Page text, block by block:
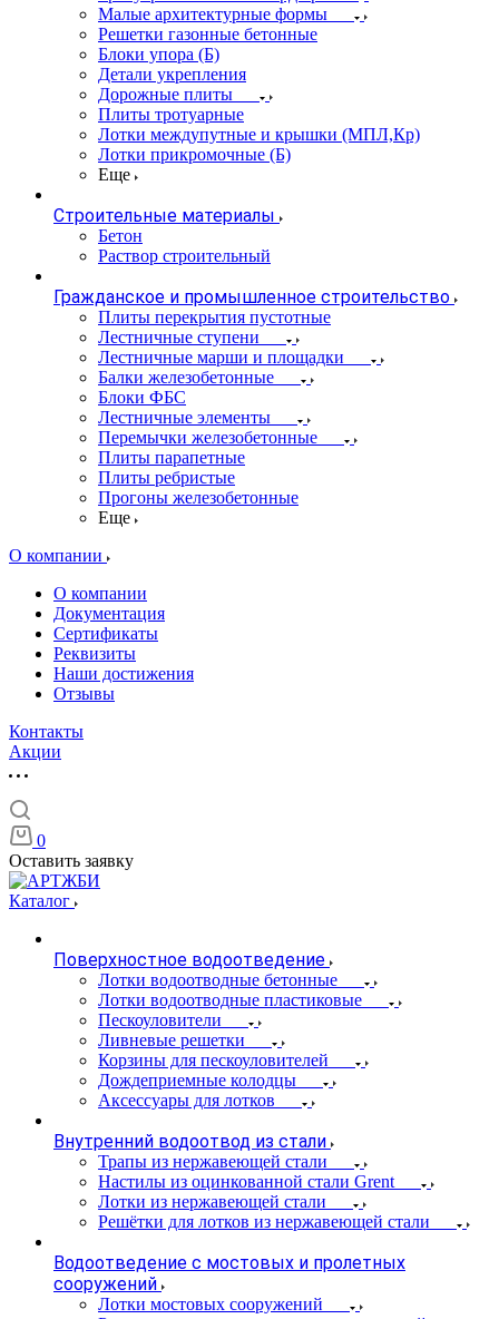
Малые архитектурные формы
Решетки газонные бетонные
Блоки упора (Б)
Детали укрепления
Дорожные плиты
Плиты тротуарные
Лотки междупутные и крышки (МПЛ,Кр)
Лотки прикромочные (Б)
Еще
Строительные материалы
Бетон
Раствор строительный
Гражданское и промышленное строительство
Плиты перекрытия пустотные
Лестничные ступени
Лестничные марши и площадки
Балки железобетонные
Блоки ФБС
Лестничные элементы
Перемычки железобетонные
Плиты парапетные
Плиты ребристые
Прогоны железобетонные
Еще
О компании
О компании
Документация
Сертификаты
Реквизиты
Наши достижения
Отзывы
Контакты
Акции
0
Оставить заявку
Каталог
Поверхностное водоотведение
Лотки водоотводные бетонные
Лотки водоотводные пластиковые
Пескоуловители
Ливневые решетки
Корзины для пескоуловителей
Дождеприемные колодцы
Аксессуары для лотков
Внутренний водоотвод из стали
Трапы из нержавеющей стали
Настилы из оцинкованной стали Grent
Лотки из нержавеющей стали
Решётки для лотков из нержавеющей стали
Водоотведение с мостовых и пролетных
сооружений
Лотки мостовых сооружений